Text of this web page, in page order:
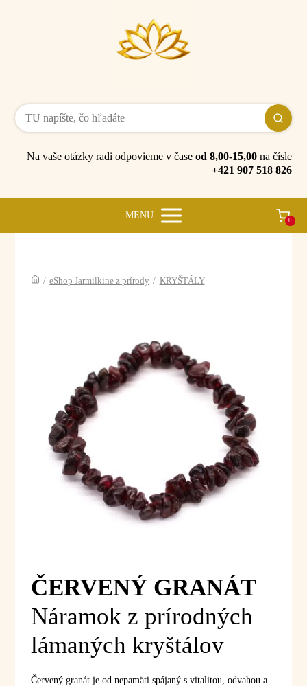
Na vaše otázky radi odpovieme v čase od 8,00-15,00na čísle
+421 907 518 826
MENU 0
/ eShop Jarmilkine z prírody / KRYŠTÁLY
ČERVENÝ GRANÁT
Náramok z prírodných
lámaných kryštálov
Červený granát je od nepamäti spájaný s vitalitou, odvahou a